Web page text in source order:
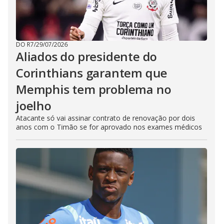
DO R7/29/07/2026
Aliados do presidente do
Corinthians garantem que
Memphis tem problema no
joelho
Atacante só vai assinar contrato de renovação por dois
anos com o Timão se for aprovado nos exames médicos